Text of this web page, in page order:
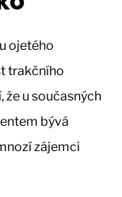
ojetého
trakčního
že u současných
bývá
zájemci